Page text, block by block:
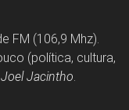
FM (106,9 Mhz).
(política, cultura,
Jacintho.